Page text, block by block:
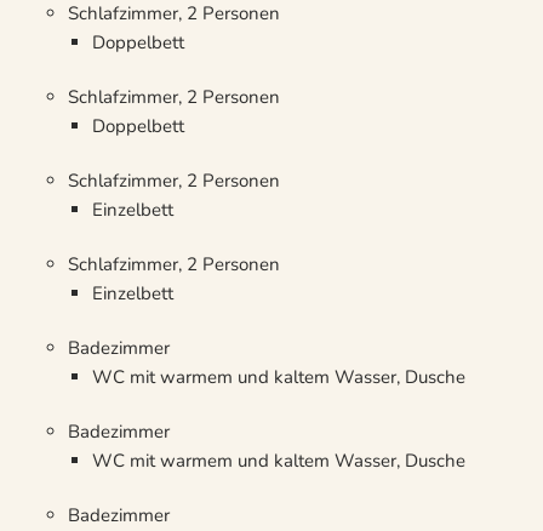
Schlafzimmer, 2 Personen
Doppelbett
Schlafzimmer, 2 Personen
Doppelbett
Schlafzimmer, 2 Personen
Einzelbett
Schlafzimmer, 2 Personen
Einzelbett
Badezimmer
WC mit warmem und kaltem Wasser, Dusche
Badezimmer
WC mit warmem und kaltem Wasser, Dusche
Badezimmer